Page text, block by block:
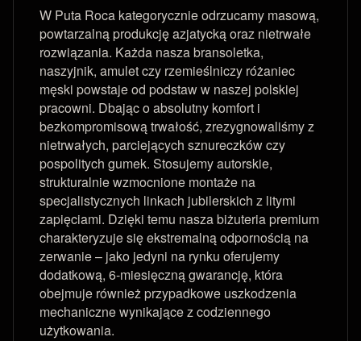
W Puta Roca kategorycznie odrzucamy masową,
powtarzalną produkcję azjatycką oraz nietrwałe
rozwiązania. Każda nasza bransoletka,
naszyjnik, amulet czy rzemieślniczy różaniec
męski powstaje od podstaw w naszej polskiej
pracowni. Dbając o absolutny komfort i
bezkompromisową trwałość, zrezygnowaliśmy z
nietrwałych, parciejących sznureczków czy
pospolitych gumek. Stosujemy autorskie,
strukturalnie wzmocnione montaże na
specjalistycznych linkach jubilerskich z litymi
zapięciami. Dzięki temu nasza biżuteria premium
charakteryzuje się ekstremalną odpornością na
zerwanie – jako jedyni na rynku oferujemy
dodatkową, 6-miesięczną gwarancję, która
obejmuje również przypadkowe uszkodzenia
mechaniczne wynikające z codziennego
użytkowania.